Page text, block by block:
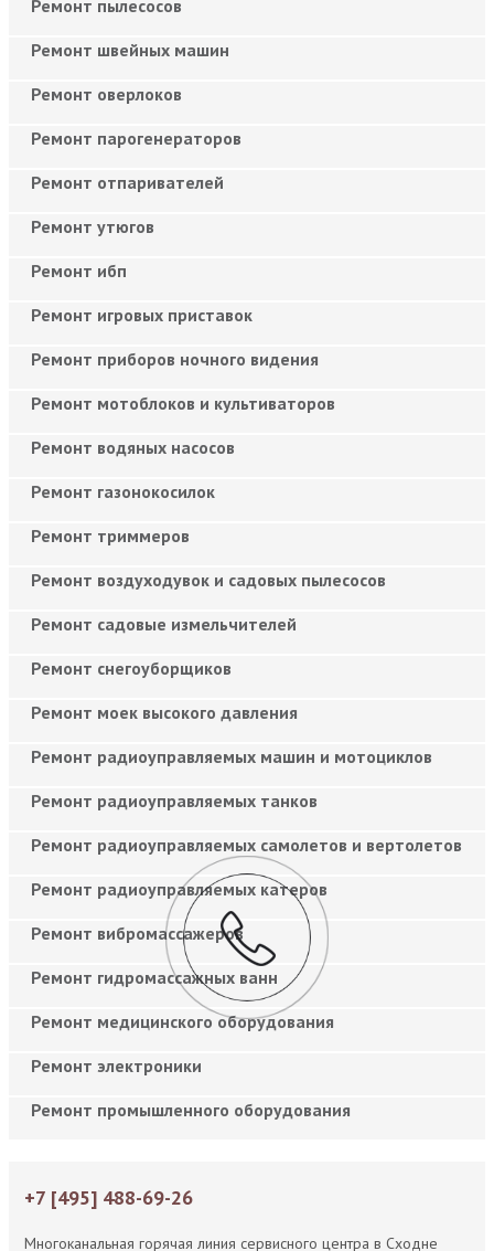
Ремонт пылесосов
Ремонт швейных машин
Ремонт оверлоков
Ремонт парогенераторов
Ремонт отпаривателей
Ремонт утюгов
Ремонт ибп
Ремонт игровых приставок
Ремонт приборов ночного видения
Ремонт мотоблоков и культиваторов
Ремонт водяных насосов
Ремонт газонокосилок
Ремонт триммеров
Ремонт воздуходувок и садовых пылесосов
Ремонт садовые измельчителей
Ремонт снегоуборщиков
Ремонт моек высокого давления
Ремонт радиоуправляемых машин и мотоциклов
Ремонт радиоуправляемых танков
Ремонт радиоуправляемых самолетов и вертолетов
Ремонт радиоуправляемых катеров
Ремонт вибромассажеров
Ремонт гидромассажных ванн
Ремонт медицинского оборудования
Ремонт электроники
Ремонт промышленного оборудования
+7 [495] 488-69-26
Многоканальная горячая линия сервисного центра в Сходне